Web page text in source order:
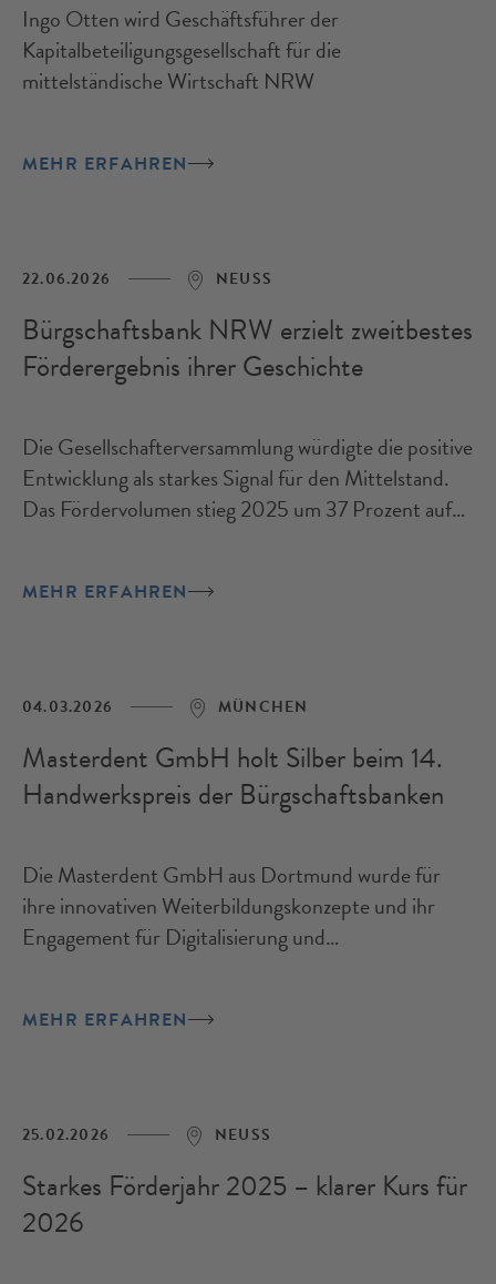
Ingo Otten wird Geschäftsführer der
Kapitalbeteiligungsgesellschaft für die
mittelständische Wirtschaft NRW
MEHR ERFAHREN
22.06.2026 NEUSS
Bürgschaftsbank NRW erzielt zweitbestes
Förderergebnis ihrer Geschichte
Die Gesellschafterversammlung würdigte die positive
Entwicklung als starkes Signal für den Mittelstand.
Das Fördervolumen stieg 2025 um 37 Prozent auf
MEHR ERFAHREN
04.03.2026 MÜNCHEN
Masterdent GmbH holt Silber beim 14.
Handwerkspreis der Bürgschaftsbanken
Die Masterdent GmbH aus Dortmund wurde für
ihre innovativen Weiterbildungskonzepte und ihr
Engagement für Digitalisierung und
MEHR ERFAHREN
25.02.2026 NEUSS
Starkes Förderjahr 2025 – klarer Kurs für
2026